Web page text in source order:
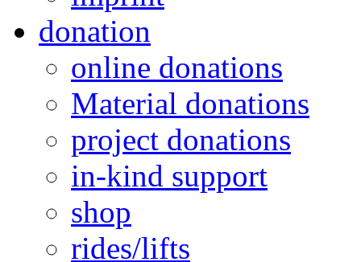
donation
online donations
Material donations
project donations
in-kind support
shop
rides/lifts